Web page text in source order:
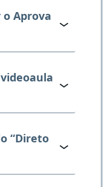
o Aprova
“Direto